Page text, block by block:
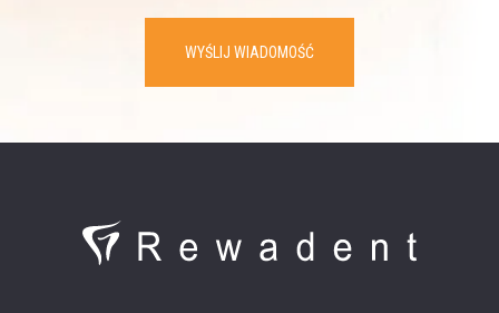
WYŚLIJ WIADOMOŚĆ